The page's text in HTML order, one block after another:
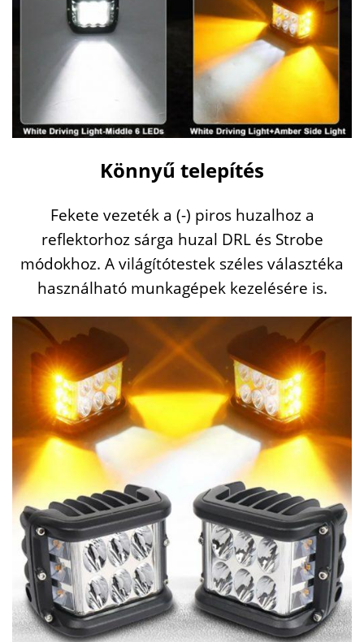
Könnyű telepítés
Fekete vezeték a (-) piros huzalhoz a
reflektorhoz sárga huzal DRL és Strobe
módokhoz. A világítótestek széles választéka
használható munkagépek kezelésére is.